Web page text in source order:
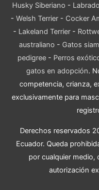
Husky Siberiano -
- Welsh Terrier- Cocker
- Lakeland Terrier -
australiano - Gatos
pedigree - Perros
gatos en adopción.
competencia, crianza,
exclusivamente para
Derechos reservados
Ecuador. Queda
por cualquier
autorización